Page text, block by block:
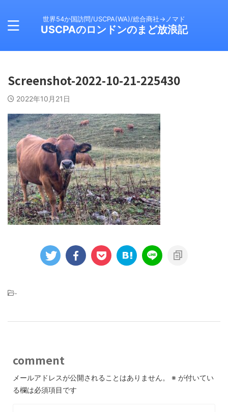
世界54か国訪問/USCPA(WA)/総合商社→ノマド
USCPAのロンドンのまど放浪記
Screenshot-2022-10-21-225430
2022年10月21日
-
comment
メールアドレスが公開されることはありません。 ※ が付いてい
る欄は必須項目です